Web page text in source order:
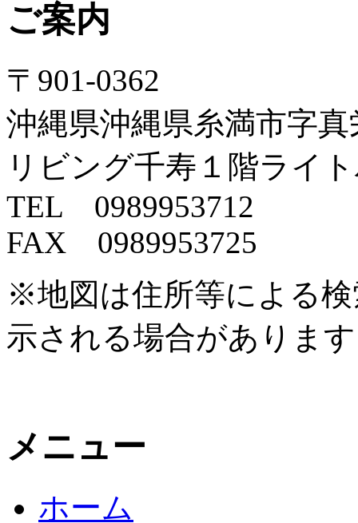
ご案内
〒901-0362
沖縄県沖縄県糸満市字
リビング千寿１階ライ
TEL 0989953712
FAX 0989953725
※地図は住所等による
示される場合がありま
メニュー
ホーム